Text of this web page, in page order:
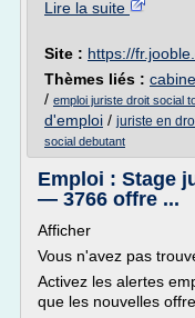
Lire la suite
Site : https://
Thèmes liés :
/ emploi juriste droit social
d'emploi / juriste en
social debutant
Emploi : Stage
— 3766 offre ...
Afficher
Vous n'avez pas
Activez les alertes
que les nouvelles